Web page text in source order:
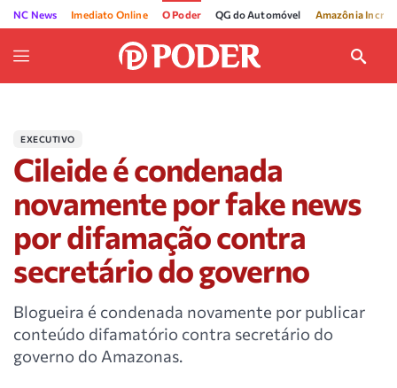
NC News Imediato Online O Poder QG do Automóvel Amazônia
EXECUTIVO
Cileide é condenada
novamente por fake news
por difamação contra
secretário do governo
Blogueira é condenada novamente por publicar
conteúdo difamatório contra secretário do
governo do Amazonas.